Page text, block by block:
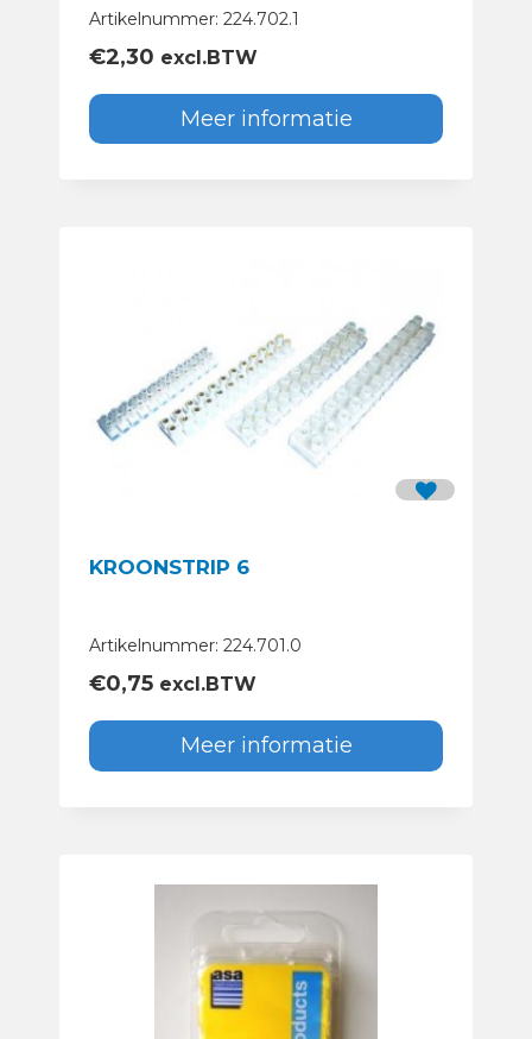
Artikelnummer: 224.702.1
€2,30 excl.BTW
Meer informatie
KROONSTRIP 6
Artikelnummer: 224.701.0
€0,75 excl.BTW
Meer informatie